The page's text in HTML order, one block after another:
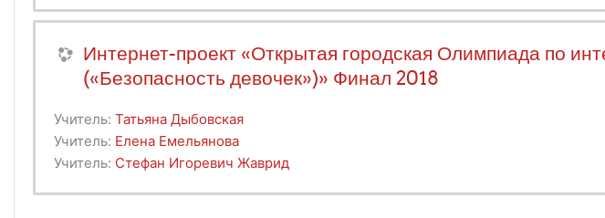
Интернет-проект «Открытая городская Олимпиада по
(«Безопасность девочек»)» Финал 2018
Учитель: Татьяна Дыбовская
Учитель: Елена Емельянова
Учитель: Стефан Игоревич Жаврид